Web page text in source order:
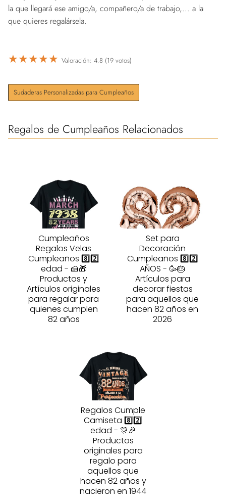
la que llegará ese amigo/a, compañero/a de trabajo,... a la
que quieres regalársela.
★★★★★ Valoración: 4.8 (19 votos)
Sudaderas Personalizadas para Cumpleaños
Regalos de Cumpleaños Relacionados
Cumpleaños
Regalos Velas
Cumpleaños 8️⃣2️⃣
edad - 🍰🎁
Productos y
Artículos originales
para regalar para
quienes cumplen
82 años
Set para
Decoración
Cumpleaños 8️⃣2️⃣
AÑOS - 🥳🎂
Artículos para
decorar fiestas
para aquellos que
hacen 82 años en
2026
Regalos Cumple
Camiseta 8️⃣2️⃣
edad - 🎊🎉
Productos
originales para
regalo para
aquellos que
hacen 82 años y
nacieron en 1944